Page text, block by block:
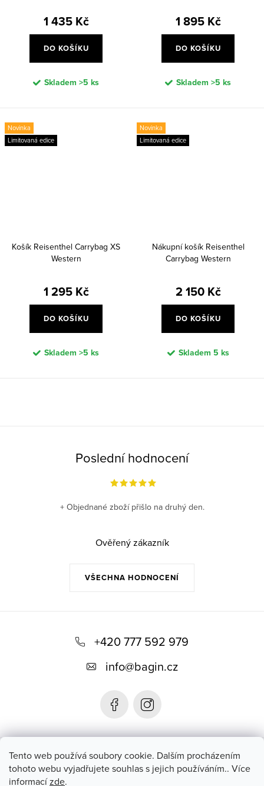
Tento web používá soubory cookie. Dalším procházením
tohoto webu vyjadřujete souhlas s jejich používáním.. Více
informacízde.
1 435 Kč
DO KOŠÍKU
Skladem >5 ks
1 895 Kč
DO KOŠÍKU
Skladem >5 ks
Novinka
Limitovaná edice
Košík Reisenthel Carrybag XS
Western
1 295 Kč
DO KOŠÍKU
Skladem >5 ks
Novinka
Limitovaná edice
Nákupní košík Reisenthel
Carrybag Western
2 150 Kč
DO KOŠÍKU
Skladem 5 ks
Poslední hodnocení
VŠECHNA HODNOCENÍ
+ Objednané zboží přišlo na druhý den.
Ověřený zákazník
+420 777 592 979
info@bagin.cz
Bagin.cz